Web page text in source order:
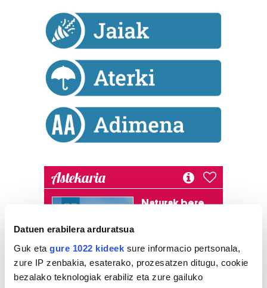
Datuen erabilera arduratsua
Guk eta gure 1022 kideek sure informacio pertsonala,
zure IP zenbakia, esaterako, prozesatzen ditugu, cookie
bezalako teknologiak erabiliz eta zure gailuko
Astekaria
Naturak bere
urtegian
2.500 zkia.